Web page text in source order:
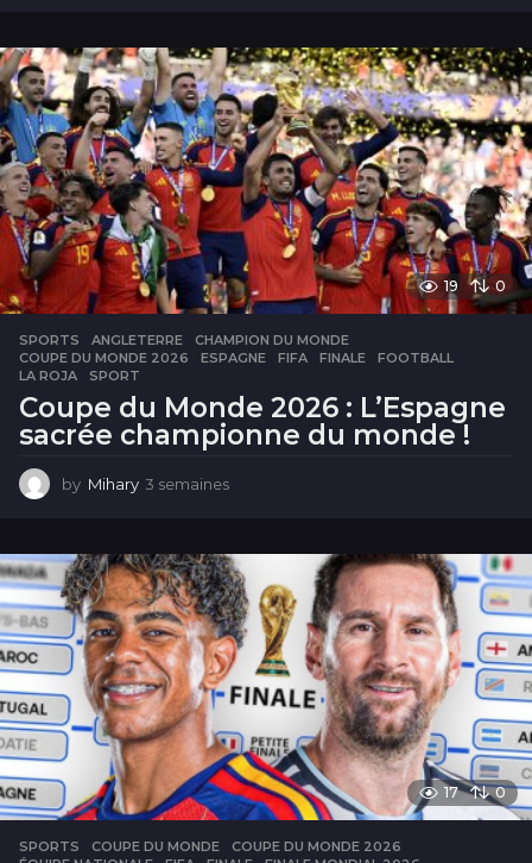
m
a
i
n
e
s
19 0
SPORTS ANGLETERRE ,CHAMPION DU MONDE
COUPE DU MONDE 2026
,ESPAGNE ,FIFA ,FINALE ,FOOTBALL
LA ROJA
,SPORT
Coupe du Monde 2026 : L’Espagne
sacrée championne du monde !
by Mihary 3 semaines
m
a
i
n
e
s
17 0
SPORTS COUPE DU MONDE ,COUPE DU MONDE 2026